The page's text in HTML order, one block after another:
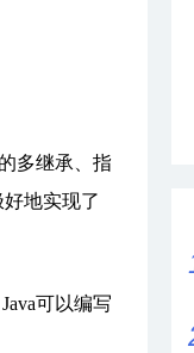
多继承、指
地实现了
可以编写